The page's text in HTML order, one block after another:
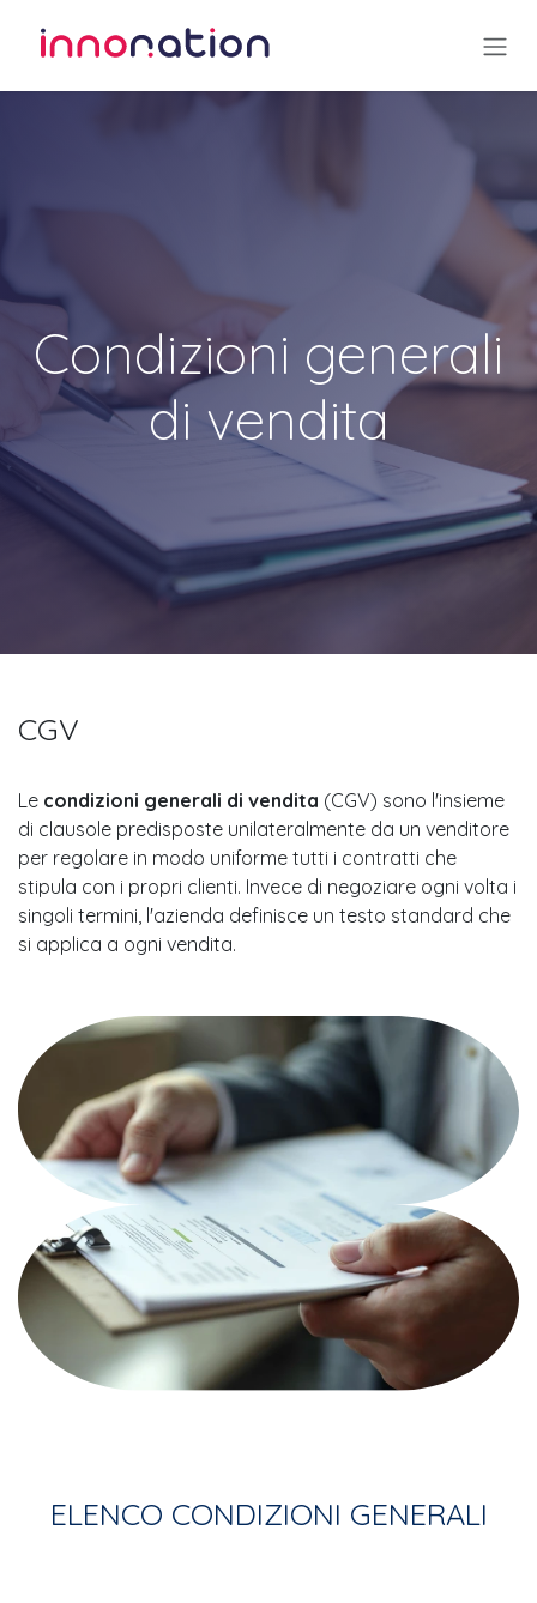
Condizioni generali
di vendita
CGV
Le condizioni generali di vendita (CGV) sono l'insieme
di clausole predisposte unilateralmente da un venditore
per regolare in modo uniforme tutti i contratti che
stipula con i propri clienti. Invece di negoziare ogni volta i
singoli termini, l'azienda definisce un testo standard che
si applica a ogni vendita.
ELENCO CONDIZIONI GENERALI